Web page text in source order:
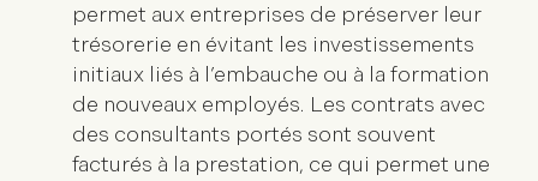
permet aux entreprises de préserver leur
trésorerie en évitant les investissements
initiaux liés à l’embauche ou à la formation
de nouveaux employés. Les contrats avec
des consultants portés sont souvent
facturés à la prestation, ce qui permet une